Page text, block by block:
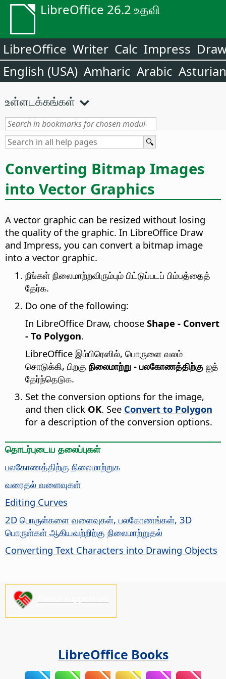
LibreOffice 26.2 உதவி
LibreOffice Writer Calc Impress
English (USA) Amharic Arabic Asturian
உள்ளடக்கங்கள்
Converting Bitmap Images
into Vector Graphics
A vector graphic can be resized without losing
the quality of the graphic. In LibreOffice Draw
and Impress, you can convert a bitmap image
into a vector graphic.
நீங்கள் நிலைமாற்றவிரும்பும் பிட்டுப்படப் பிம்பத்தைத்
தேர்க.
Do one of the following:
In LibreOffice Draw, choose Shape - Convert
- To Polygon.
LibreOffice இம்பிரெஸில், பொருளை வலம்
சொடுக்கி, பிறகு நிலைமாற்று - பலகோணத்திற்கு ஐத்
தேர்ந்தெடுக.
Set the conversion options for the image,
and then click OK. See Convert to Polygon
for a description of the conversion options.
தொடர்புடைய தலைப்புகள்
பலகோணத்திற்கு நிலைமாற்றுக
வரைதல் வளைவுகள்
Editing Curves
2D பொருள்களை வளைவுகள், பலகோணங்கள், 3D
பொருள்கள் ஆகியவற்றிற்கு நிலைமாற்றுதல்
Converting Text Characters into Drawing Objects
LibreOffice Books